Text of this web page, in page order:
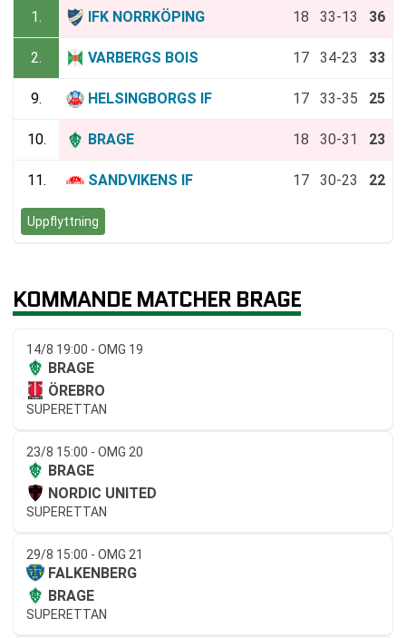
1. IFK NORRKÖPING 18 33-13 36
2. VARBERGS BOIS 17 34-23 33
9. HELSINGBORGS IF 17 33-35 25
10. BRAGE 18 30-31 23
11. SANDVIKENS IF 17 30-23 22
Uppflyttning
KOMMANDE MATCHER BRAGE
14/8 19:00 - OMG 19
BRAGE
ÖREBRO
SUPERETTAN
23/8 15:00 - OMG 20
BRAGE
NORDIC UNITED
SUPERETTAN
29/8 15:00 - OMG 21
FALKENBERG
BRAGE
SUPERETTAN